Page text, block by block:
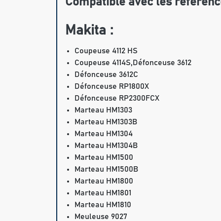
Makita :
Coupeuse 4112 HS
Coupeuse 4114S,Défonceuse 3612
Défonceuse 3612C
Défonceuse RP1800X
Défonceuse RP2300FCX
Marteau HM1303
Marteau HM1303B
Marteau HM1304
Marteau HM1304B
Marteau HM1500
Marteau HM1500B
Marteau HM1800
Marteau HM1801
Marteau HM1810
Meuleuse 9027